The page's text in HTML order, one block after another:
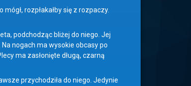
rozpłakałby się z rozpaczy.
podchodząc bliżej do niego. Jej
nogach ma wysokie obcasy po
ma zasłonięte długą, czarną
przychodziła do niego. Jedynie